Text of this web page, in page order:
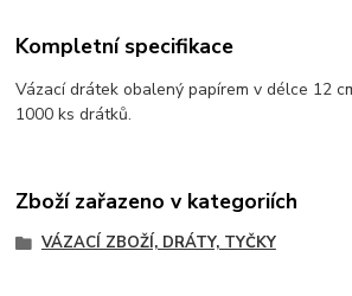
Kompletní specifikace
Vázací drátek obalený papírem v délce 12
1000 ks drátků.
Zboží zařazeno v kategoriích
VÁZACÍ ZBOŽÍ, DRÁTY, TYČKY